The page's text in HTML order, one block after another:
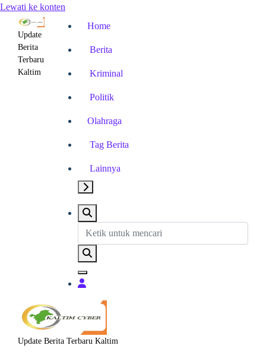
Lewati ke konten
Update
Berita
Terbaru
Kaltim
Home
Berita
Kriminal
Politik
Olahraga
Tag Berita
Lainnya
Update Berita Terbaru Kaltim